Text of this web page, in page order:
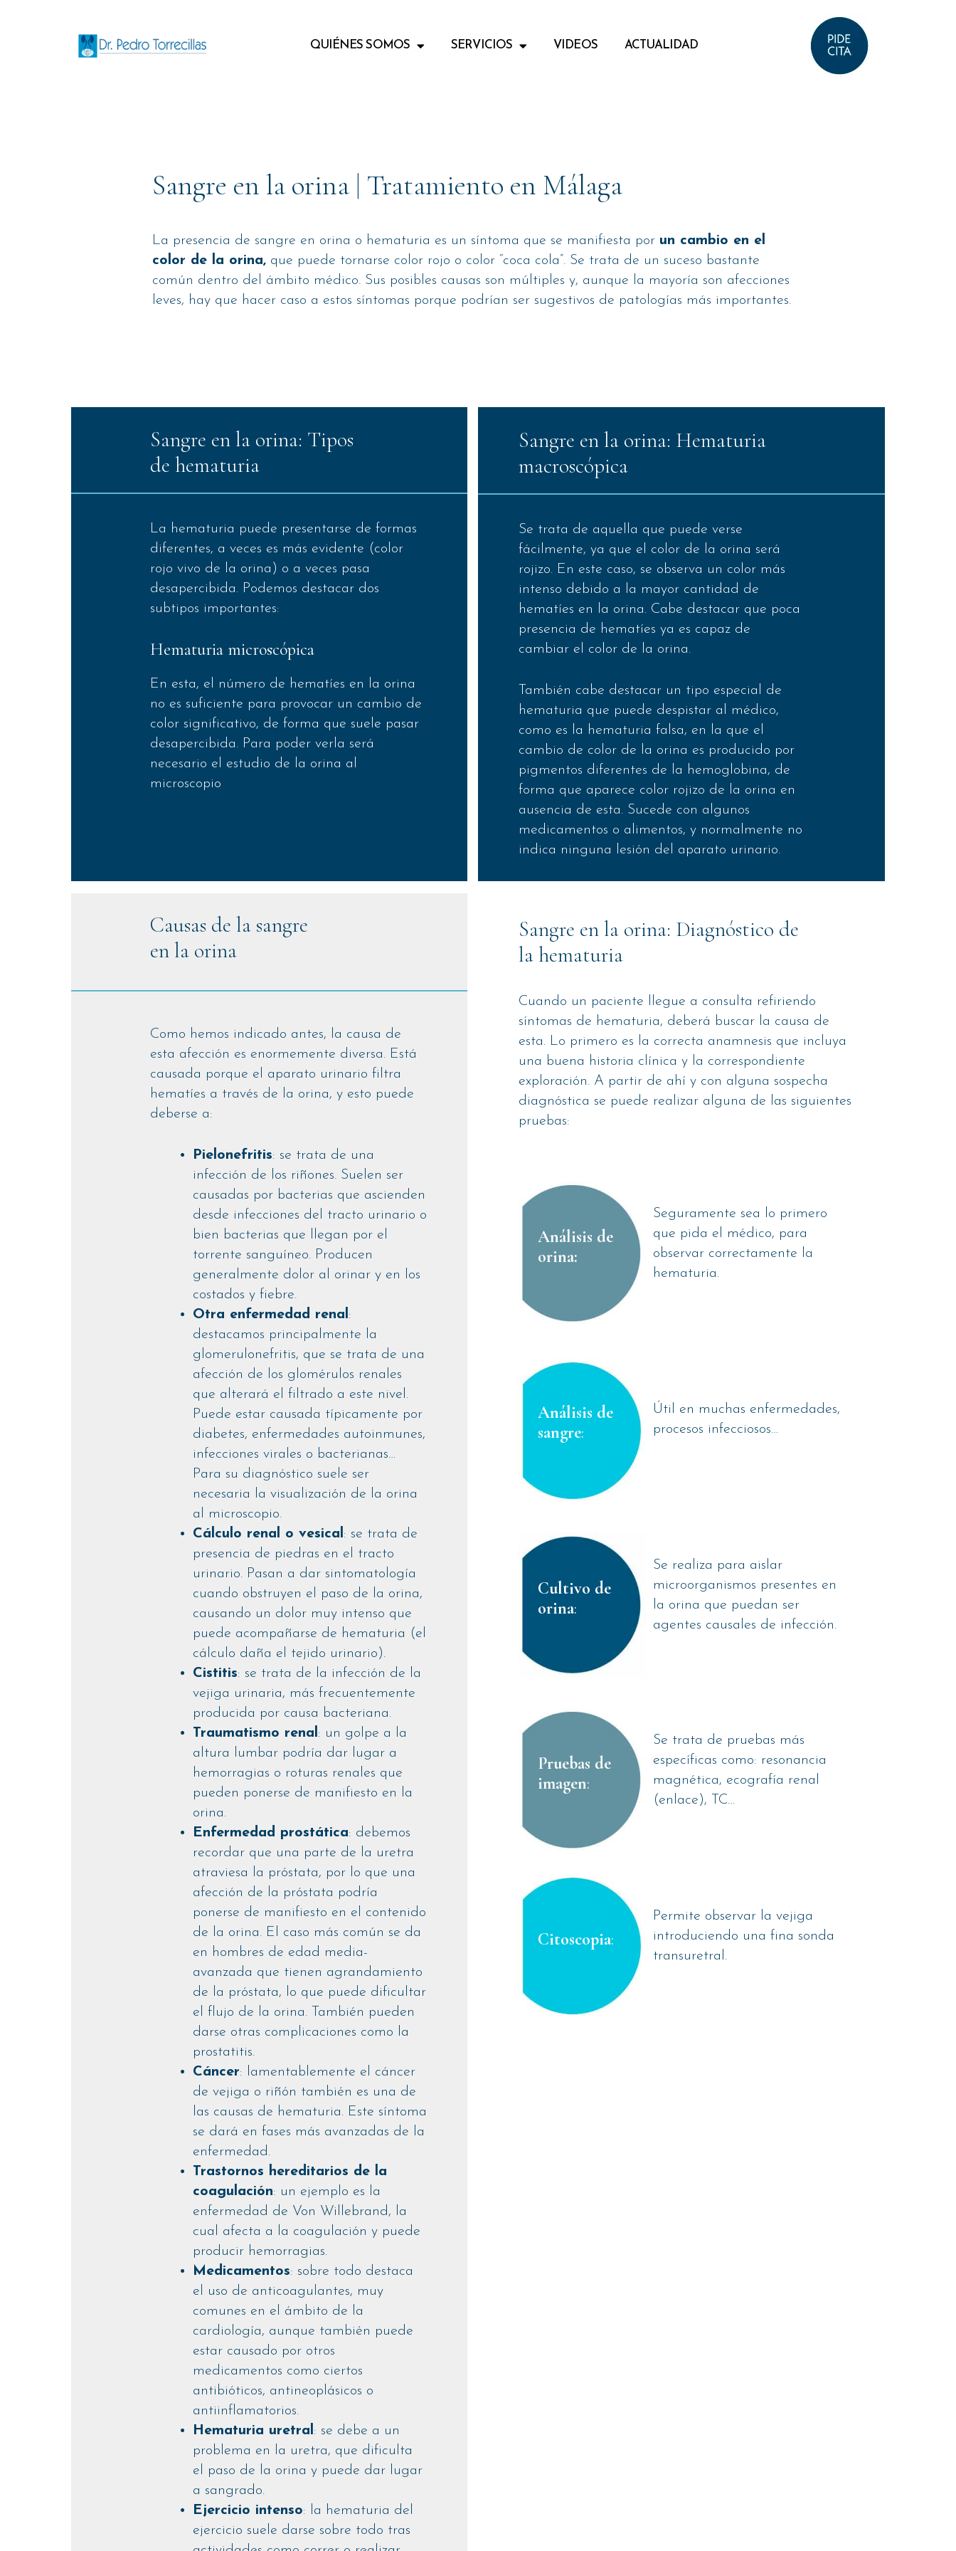
QUIÉNES SOMOS SERVICIOS VIDEOS ACTUALIDAD
Sangre en la orina | Tratamiento en Málaga
La presencia de sangre en orina o hematuria es un síntoma que se manifiesta por un cambio en el
color de la orina, que puede tornarse color rojo o color “coca cola”. Se trata de un suceso bastante
común dentro del ámbito médico. Sus posibles causas son múltiples y, aunque la mayoría son afecciones
leves, hay que hacer caso a estos síntomas porque podrían ser sugestivos de patologías más importantes.
Sangre en la orina: Tipos
de hematuria
La hematuria puede presentarse de formas
diferentes, a veces es más evidente (color
rojo vivo de la orina) o a veces pasa
desapercibida. Podemos destacar dos
subtipos importantes:
Hematuria microscópica
En esta, el número de hematíes en la orina
no es suficiente para provocar un cambio de
color significativo, de forma que suele pasar
desapercibida. Para poder verla será
necesario el estudio de la orina al
microscopio
Sangre en la orina: Hematuria
macroscópica
Se trata de aquella que puede verse
fácilmente, ya que el color de la orina será
rojizo. En este caso, se observa un color más
intenso debido a la mayor cantidad de
hematíes en la orina. Cabe destacar que poca
presencia de hematíes ya es capaz de
cambiar el color de la orina.
También cabe destacar un tipo especial de
hematuria que puede despistar al médico,
como es la hematuria falsa, en la que el
cambio de color de la orina es producido por
pigmentos diferentes de la hemoglobina, de
forma que aparece color rojizo de la orina en
ausencia de esta. Sucede con algunos
medicamentos o alimentos, y normalmente no
indica ninguna lesión del aparato urinario.
Causas de la sangre
en la orina
Como hemos indicado antes, la causa de
esta afección es enormemente diversa. Está
causada porque el aparato urinario filtra
hematíes a través de la orina, y esto puede
deberse a:
Pielonefritis: se trata de una
infección de los riñones. Suelen ser
causadas por bacterias que ascienden
desde infecciones del tracto urinario o
bien bacterias que llegan por el
torrente sanguíneo. Producen
generalmente dolor al orinar y en los
costados y fiebre.
Otra enfermedad renal:
destacamos principalmente la
glomerulonefritis, que se trata de una
afección de los glomérulos renales
que alterará el filtrado a este nivel.
Puede estar causada típicamente por
diabetes, enfermedades autoinmunes,
infecciones virales o bacterianas…
Para su diagnóstico suele ser
necesaria la visualización de la orina
al microscopio.
Cálculo renal o vesical: se trata de
presencia de piedras en el tracto
urinario. Pasan a dar sintomatología
cuando obstruyen el paso de la orina,
causando un dolor muy intenso que
puede acompañarse de hematuria (el
cálculo daña el tejido urinario).
Cistitis: se trata de la infección de la
vejiga urinaria, más frecuentemente
producida por causa bacteriana.
Traumatismo renal: un golpe a la
altura lumbar podría dar lugar a
hemorragias o roturas renales que
pueden ponerse de manifiesto en la
orina.
Enfermedad prostática: debemos
recordar que una parte de la uretra
atraviesa la próstata, por lo que una
afección de la próstata podría
ponerse de manifiesto en el contenido
de la orina. El caso más común se da
en hombres de edad media-
avanzada que tienen agrandamiento
de la próstata, lo que puede dificultar
el flujo de la orina. También pueden
darse otras complicaciones como la
prostatitis.
Cáncer: lamentablemente el cáncer
de vejiga o riñón también es una de
las causas de hematuria. Este síntoma
se dará en fases más avanzadas de la
enfermedad.
Trastornos hereditarios de la
coagulación: un ejemplo es la
enfermedad de Von Willebrand, la
cual afecta a la coagulación y puede
producir hemorragias.
Medicamentos: sobre todo destaca
el uso de anticoagulantes, muy
comunes en el ámbito de la
cardiología, aunque también puede
estar causado por otros
medicamentos como ciertos
antibióticos, antineoplásicos o
antiinflamatorios.
Hematuria uretral: se debe a un
problema en la uretra, que dificulta
el paso de la orina y puede dar lugar
a sangrado.
Ejercicio intenso: la hematuria del
ejercicio suele darse sobre todo tras
Sangre en la orina: Diagnóstico de
la hematuria
Cuando un paciente llegue a consulta refiriendo
síntomas de hematuria, deberá buscar la causa de
esta. Lo primero es la correcta anamnesis que incluya
una buena historia clínica y la correspondiente
exploración. A partir de ahí y con alguna sospecha
diagnóstica se puede realizar alguna de las siguientes
pruebas:
Análisis de
orina:
Seguramente sea lo primero
que pida el médico, para
observar correctamente la
hematuria.
Análisis de
sangre:
Útil en muchas enfermedades,
procesos infecciosos…
Cultivo de
orina:
Se realiza para aislar
microorganismos presentes en
la orina que puedan ser
agentes causales de infección.
Pruebas de
imagen:
Se trata de pruebas más
específicas como: resonancia
magnética, ecografía renal
(enlace), TC…
Citoscopia:
Permite observar la vejiga
introduciendo una fina sonda
transuretral.